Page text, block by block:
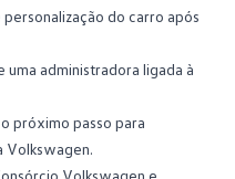
do carro após
uma administradora ligada à
próximo passo para
Volkswagen.
Volkswagen e